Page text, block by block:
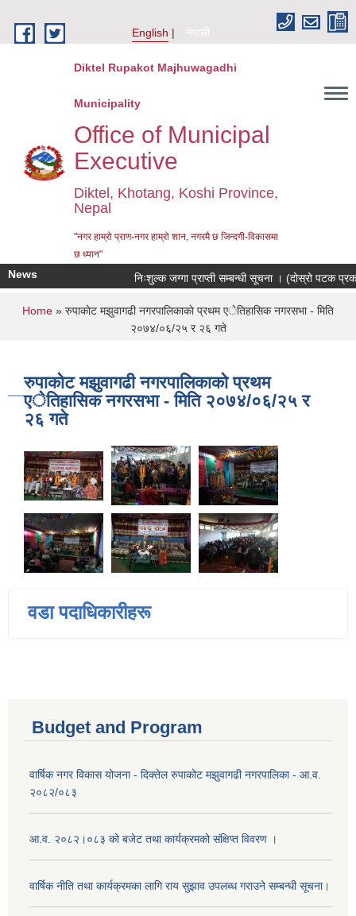
English
नेपाली
Diktel Rupakot Majhuwagadhi
Municipality
Office of Municipal
Executive
Diktel, Khotang, Koshi Province,
Nepal
"नगर हाम्रो प्राण-नगर हाम्रो शान, नगरमै छ जिन्दगी-विकासमा
छ ध्यान"
News निःशुल्क जग्गा प्राप्ती सम्बन्धी सूचना । (दोस्रो पटक
You are here
Home » रुपाकाेट मझुवागढी नगरपालिकाकाे प्रथम एेतिहासिक नगरसभा - मिति
२०७४/०६/२५ र २६ गते
रुपाकाेट मझुवागढी नगरपालिकाकाे प्रथम
एेतिहासिक नगरसभा - मिति २०७४/०६/२५ र
२६ गते
वडा पदाधिकारीहरू
Budget and Program
वार्षिक नगर विकास योजना - दिक्तेल रुपाकोट मझुवागढी नगरपालिका - आ.व.
२०८२/०८३
आ.व. २०८२।०८३ को बजेट तथा कार्यक्रमको संक्षिप्त विवरण ।
वार्षिक नीति तथा कार्यक्रमका लागि राय सुझाव उपलब्ध गराउने सम्बन्धी सूचना।